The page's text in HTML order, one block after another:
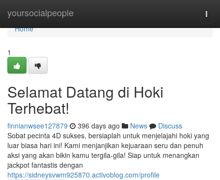
yoursocialpeople
Home
Home
1
Selamat Datang di Hoki
Terhebat!
finnianwsee127879 396 days ago News
Discuss
Sobat pecinta 4D sukses, bersiaplah untuk menjelajahi hoki yang
luar biasa hari ini! Kami menjanjikan kejuaraan seru dan penuh
aksi yang akan bikin kamu tergila-gila! Siap untuk menangkan
jackpot fantastis dengan
https://sidneysvwm925870.activoblog.com/profile